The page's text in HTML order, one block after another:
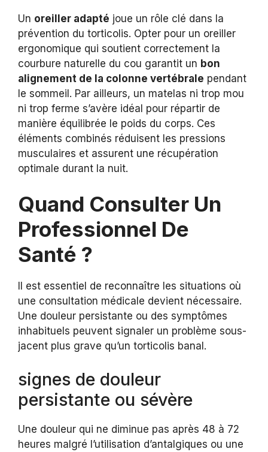
Un oreiller adapté joue un rôle clé dans la
prévention du torticolis. Opter pour un oreiller
ergonomique qui soutient correctement la
courbure naturelle du cou garantit un bon
alignement de la colonne vertébrale pendant
le sommeil. Par ailleurs, un matelas ni trop mou
ni trop ferme s’avère idéal pour répartir de
manière équilibrée le poids du corps. Ces
éléments combinés réduisent les pressions
musculaires et assurent une récupération
optimale durant la nuit.
Quand Consulter Un
Professionnel De
Santé ?
Il est essentiel de reconnaître les situations où
une consultation médicale devient nécessaire.
Une douleur persistante ou des symptômes
inhabituels peuvent signaler un problème sous-
jacent plus grave qu’un torticolis banal.
signes de douleur
persistante ou sévère
Une douleur qui ne diminue pas après 48 à 72
heures malgré l’utilisation d’antalgiques ou une